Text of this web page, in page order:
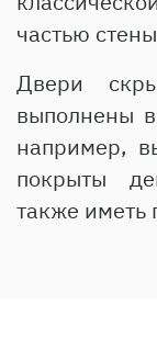
частью
Двери
выполнены
например,
покрыты
также иметь